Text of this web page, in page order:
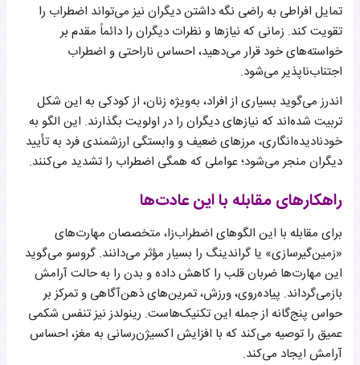
تمایل افراطی به راضی نگه داشتن دیگران نیز می‌تواند اضطراب را
تقویت کند. زمانی که نیازها و نظرات دیگران را دائماً مقدم بر
خواسته‌های خود قرار می‌دهید، احساس ناراحتی و اضطراب
اجتناب‌ناپذیر می‌شود.
اندرز می‌گوید بسیاری از افراد، به‌ویژه زنان، از کودکی به این شکل
تربیت شده‌اند که نیازهای دیگران را در اولویت بگذارند. این الگو به
خودنادیده‌انگاری، مرزهای ضعیف و وابستگی ارزشمندی فرد به تأیید
دیگران منجر می‌شود؛ عواملی که همگی اضطراب را تشدید می‌کنند.
راهکارهای مقابله با این عادت‌ها
برای مقابله با این الگوهای اضطراب‌زا، متخصصان مهارت‌های
«زمین‌گیرسازی» یا گراندینگ را بسیار مؤثر می‌دانند. گروسو می‌گوید
این مهارت‌ها ضربان قلب را کاهش داده و بدن را به حالت آرامش
بازمی‌گرداند. پیاده‌روی، ورزش، تمرین‌های ذهن‌آگاهی و تمرکز بر
حواس پنج‌گانه از جمله این تکنیک‌هاست. رینولدز نیز تنفس شکمی
عمیق را توصیه می‌کند که با افزایش اکسیژن‌رسانی به مغز، احساس
آرامش ایجاد می‌کند.